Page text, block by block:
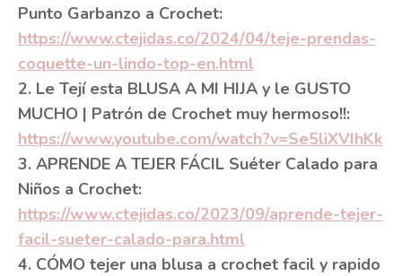
Punto Garbanzo a Crochet:
https://www.ctejidas.co/2024/04/teje-prendas-
coquette-un-lindo-top-en.html
2. Le Tejí esta BLUSA A MI HIJA y le GUSTO
MUCHO | Patrón de Crochet muy hermoso!!:
https://www.youtube.com/watch?v=Se5liXVIhKk
3. APRENDE A TEJER FÁCIL Suéter Calado para
Niños a Crochet:
https://www.ctejidas.co/2023/09/aprende-tejer-
facil-sueter-calado-para.html
4. CÓMO tejer una blusa a crochet facil y rapido